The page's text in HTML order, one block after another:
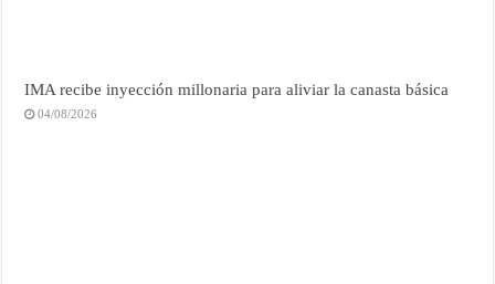
IMA recibe inyección millonaria para aliviar la canasta básica
04/08/2026